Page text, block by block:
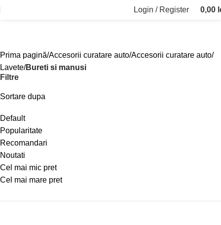
Login / Register 0,00
Prima pagină Accesorii curatare auto Accesorii curatare auto
Lavete Bureti si manusi
Filtre
Sortare dupa
Default
Popularitate
Recomandari
Noutati
Cel mai mic pret
Cel mai mare pret